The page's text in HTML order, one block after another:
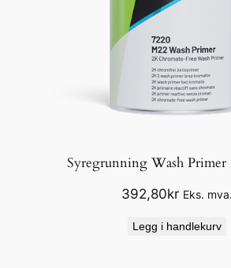
Syregrunning Wash Primer
392,80kr Eks. mva.
Legg i handlekurv